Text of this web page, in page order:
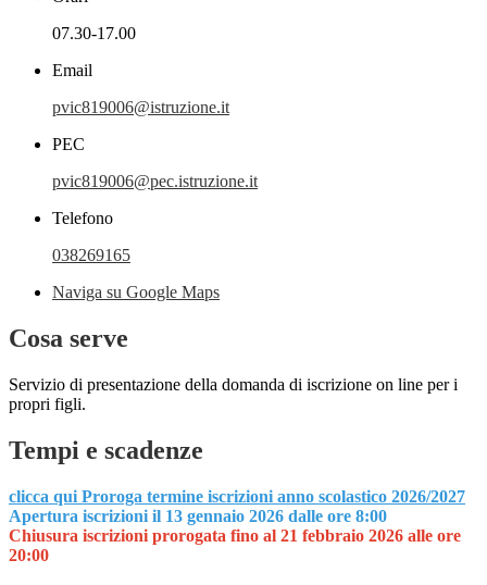
07.30-17.00
Email
pvic819006@istruzione.it
PEC
pvic819006@pec.istruzione.it
Telefono
038269165
Naviga su Google Maps
Cosa serve
Servizio di presentazione della domanda di iscrizione on line per i
propri figli.
Tempi e scadenze
clicca qui Proroga termine iscrizioni anno scolastico 2026/2027
Apertura iscrizioni il 13 gennaio 2026 dalle ore 8:00
Chiusura iscrizioni prorogata fino al 21 febbraio 2026 alle ore
20:00